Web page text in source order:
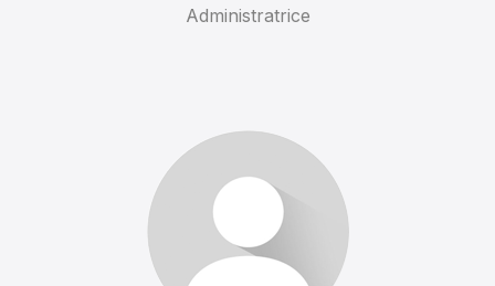
Administratrice